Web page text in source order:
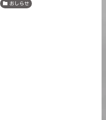
おしらせ